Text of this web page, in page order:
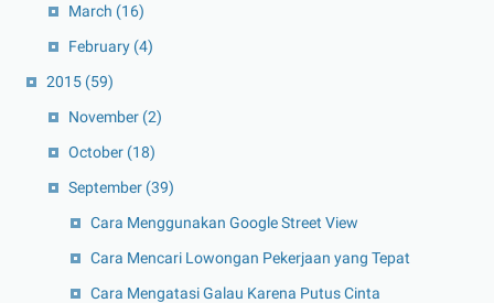
March (16)
February (4)
2015 (59)
November (2)
October (18)
September (39)
Cara Menggunakan Google Street View
Cara Mencari Lowongan Pekerjaan yang Tepat
Cara Mengatasi Galau Karena Putus Cinta